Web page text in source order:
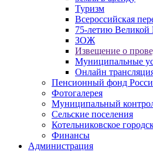
Туризм
Всероссийская
75-летию Великой
ЗОЖ
Извещение о
Муниципальные
Онлайн
Пенсионный фонд
Фотогалерея
Муниципальный
Сельские поселения
Котельниковское
Финансы
Администрация